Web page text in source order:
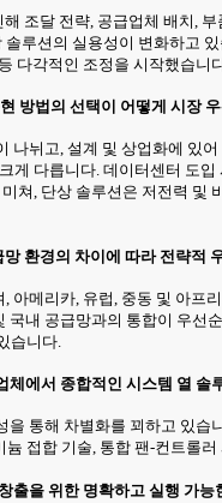
조달 전략, 공급업체 배치,
루션의 실용성이 변화하고
다각적인 조정을 시작했습니
방법의 선택이 어떻게 시장
뉘고, 설계 및 상업화에
다릅니다. 데이터센터 도
쳐, 단상 솔루션은 저전력
환경의 차이에 따라 전략적
메리카, 유럽, 중동 및 아
내 공급망과의 통합이 우
습니다.
에서 종합적인 시스템 열
통해 차별화를 꾀하고 있
접합 기술, 통합 팬-컨트
을 위한 명확하고 실행 가